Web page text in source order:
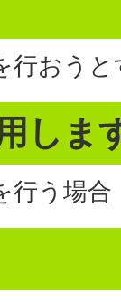
行おう
しま
行う場合